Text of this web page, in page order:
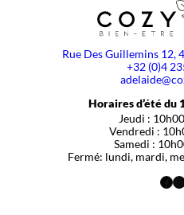
Rue Des Guillemins 12,
+32 (0)4
Horaires d’été du
Jeudi :
Vendredi :
Samedi :
Fermé: lundi, mardi,